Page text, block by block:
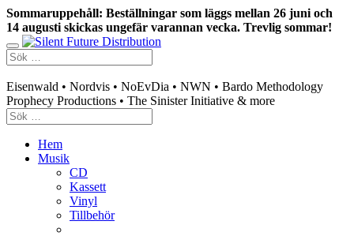
Sommaruppehåll: Beställningar som läggs mellan 26 juni och
14 augusti skickas ungefär varannan vecka. Trevlig sommar!
Eisenwald • Nordvis • NoEvDia • NWN • Bardo Methodology
Prophecy Productions • The Sinister Initiative & more
Hem
Musik
CD
Kassett
Vinyl
Tillbehör